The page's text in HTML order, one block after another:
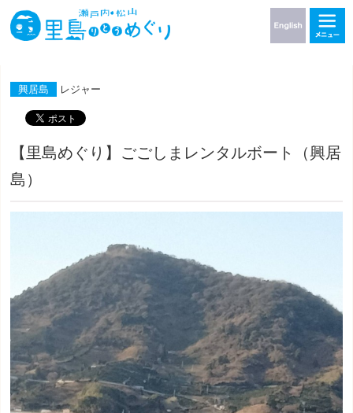
興居島 レジャー
【里島めぐり】ごごしまレンタルボート（興居
島）